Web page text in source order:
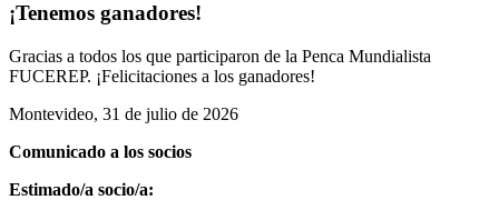
¡Tenemos ganadores!
Gracias a todos los que participaron de la Penca Mundialista
FUCEREP. ¡Felicitaciones a los ganadores!
Montevideo, 31 de julio de 2026
Comunicado a los socios
Estimado/a socio/a: